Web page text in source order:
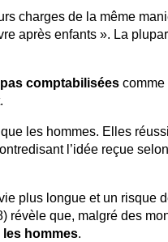
charges de la même
après enfants ». La
comptabilisées comme
les hommes. Elles
l’idée reçue
plus longue et un risque
révèle que, malgré des
les hommes.